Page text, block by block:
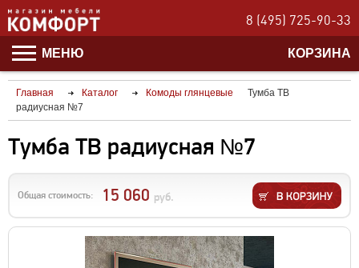
8 (495) 725-90-33
МЕНЮ КОРЗИНА
Главная Каталог Комоды глянцевые
Тумба ТВ
радиусная №7
Тумба ТВ радиусная №7
Общая стоимость: 15 060 руб.